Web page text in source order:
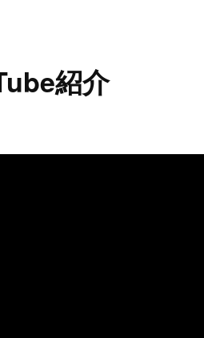
紹介